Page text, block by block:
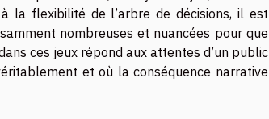
la flexibilité de l’arbre de décisions, il est
nombreuses et nuancées pour que
ces jeux répond aux attentes d’un public
et où la conséquence narrative